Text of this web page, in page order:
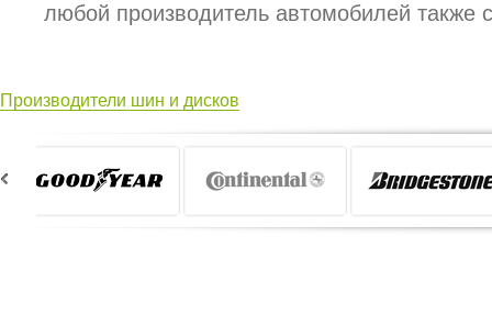
любой производитель автомобилей также
Производители шин и дисков